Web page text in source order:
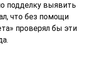
подделку выявить
что без помощи
проверял бы эти